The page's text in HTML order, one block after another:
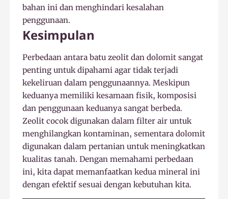
bahan ini dan menghindari kesalahan
penggunaan.
Kesimpulan
Perbedaan antara batu zeolit dan dolomit sangat
penting untuk dipahami agar tidak terjadi
kekeliruan dalam penggunaannya. Meskipun
keduanya memiliki kesamaan fisik, komposisi
dan penggunaan keduanya sangat berbeda.
Zeolit cocok digunakan dalam filter air untuk
menghilangkan kontaminan, sementara dolomit
digunakan dalam pertanian untuk meningkatkan
kualitas tanah. Dengan memahami perbedaan
ini, kita dapat memanfaatkan kedua mineral ini
dengan efektif sesuai dengan kebutuhan kita.